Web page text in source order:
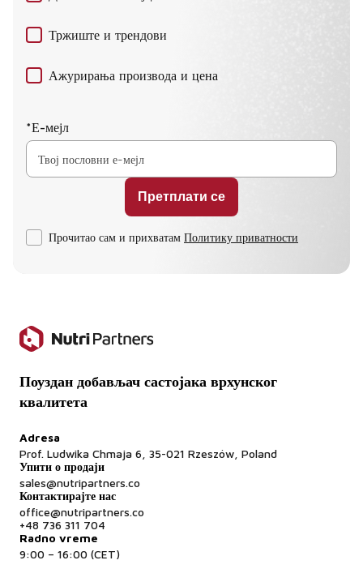
Тржиште и трендови
Ажурирања производа и цена
*Е-мејл
Прочитао сам и прихватам Политику приватности
Поуздан добављач састојака врхунског
квалитета
Adresa
Prof. Ludwika Chmaja 6, 35-021 Rzeszów, Poland
Упити о продаји
sales@nutripartners.co
Контактирајте нас
office@nutripartners.co
+48 736 311 704
Radno vreme
9:00 – 16:00 (CET)